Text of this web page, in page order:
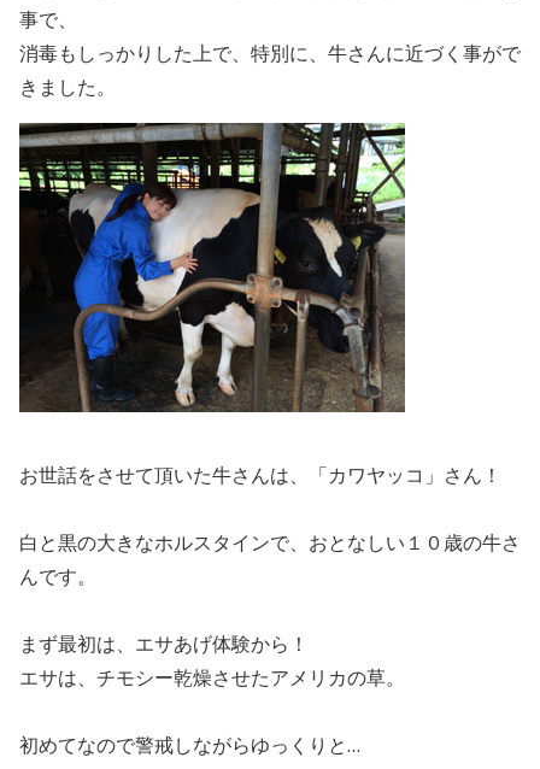
事で、
消毒もしっかりした上で、特別に、牛さんに近づく事がで
きました。
お世話をさせて頂いた牛さんは、「カワヤッコ」さん！
白と黒の大きなホルスタインで、おとなしい１０歳の牛さ
んです。
まず最初は、エサあげ体験から！
エサは、チモシー乾燥させたアメリカの草。
初めてなので警戒しながらゆっくりと…